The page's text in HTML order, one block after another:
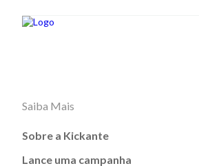
Saiba Mais
Sobre a Kickante
Lance uma campanha